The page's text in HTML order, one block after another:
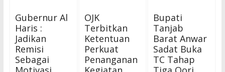
Gubernur Al
Haris :
Jadikan
Remisi
Sebagai
OJK
Terbitkan
Ketentuan
Perkuat
Penanganan
Bupati
Tanjab
Barat Anwar
Sadat Buka
TC Tahap